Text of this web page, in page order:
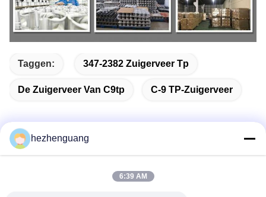
Taggen: 347-2382 Zuigerveer Tp
De Zuigerveer Van C9tp C-9 TP-Zuigerveer
hezhenguang
6:39 AM